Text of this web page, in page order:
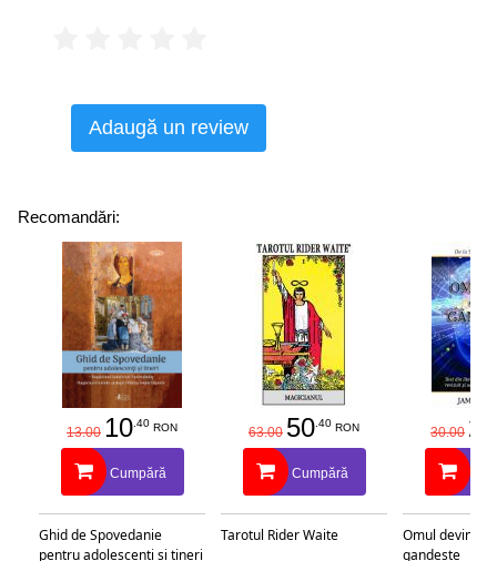
Adaugă un review
Recomandări:
13.00 10.40 RON
Cumpără
Ghid de Spovedanie
pentru adolescenti si tineri
63.00 50.40 RON
Cumpără
Tarotul Rider Waite
30.00 25
Omul devine
gandeste